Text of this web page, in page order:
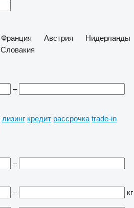
Франция Австрия
Нидерланды
Словакия
–
лизинг кредит рассрочка trade-in
–
–
кг